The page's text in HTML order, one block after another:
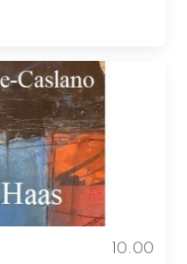
10.00